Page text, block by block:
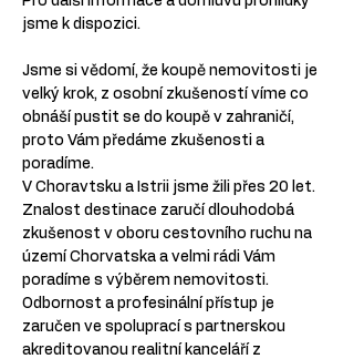
jsme k dispozici.
Jsme si vědomí, že koupě nemovitosti je
velký krok, z osobní zkušeností víme co
obnáší pustit se do koupě v zahraničí,
proto Vám předáme zkušenosti a
poradíme.
V Choravtsku a Istrii jsme žili přes 20 let.
Znalost destinace zaručí dlouhodobá
zkušenost v oboru cestovního ruchu na
území Chorvatska a velmi rádi Vám
poradíme s výběrem nemovitosti.
Odbornost a profesinální přístup je
zaručen ve spoluprací s partnerskou
akreditovanou realitní kanceláří z